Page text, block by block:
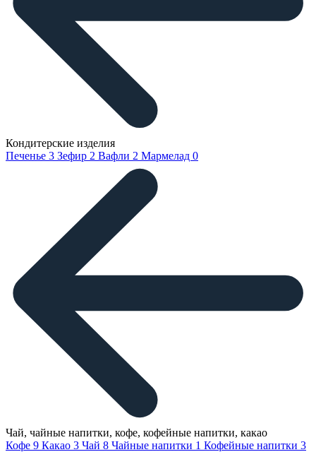
Кондитерские изделия
Печенье 3 Зефир 2 Вафли 2 Мармелад 0
Чай, чайные напитки, кофе, кофейные напитки, какао
Кофе 9 Какао 3 Чай 8 Чайные напитки 1 Кофейные напитки 3